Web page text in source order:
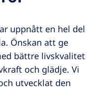
uppnått en hel del
Önskan att ge
bättre livskvalitet
och glädje. Vi
utvecklat den